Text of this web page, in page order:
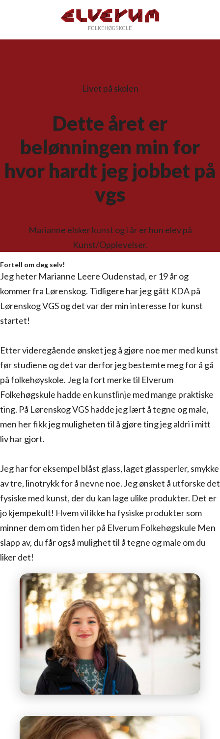
Livet på skolen
Dette året er
belønningen min for
hvor hardt jeg jobbet på
vgs
Marianne elsker kunst og i år er hun elev på
Kunst/Opplevelser.
Fortell om deg selv!
Jeg heter Marianne Leere Oudenstad, er 19 år og
kommer fra Lørenskog. Tidligere har jeg gått KDA på
Lørenskog VGS og det var der min interesse for kunst
startet!
Etter videregående ønsket jeg å gjøre noe mer med kunst
før studiene og det var derfor jeg bestemte meg for å gå
på folkehøyskole. Jeg la fort merke til Elverum
Folkehøgskule hadde en kunstlinje med mange praktiske
ting. På Lørenskog VGS hadde jeg lært å tegne og male,
men her fikk jeg muligheten til å gjøre ting jeg aldri i mitt
liv har gjort.
Jeg har for eksempel blåst glass, laget glassperler, smykke
av tre, linotrykk for å nevne noe. Jeg ønsket å utforske det
fysiske med kunst, der du kan lage ulike produkter. Det er
jo kjempekult! Hvem vil ikke ha fysiske produkter som
minner dem om tiden her på Elverum Folkehøgskule Men
slapp av, du får også mulighet til å tegne og male om du
liker det!